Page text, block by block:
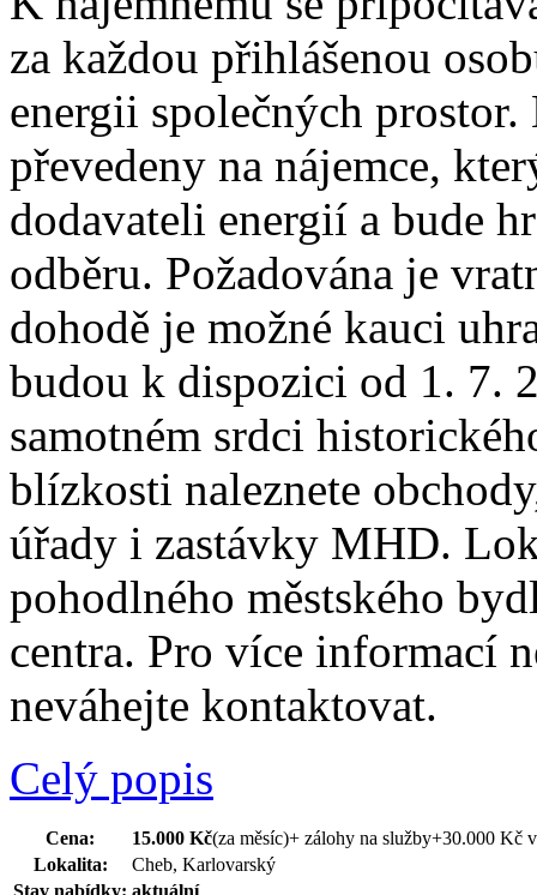
za každou přihlášenou
energii společných
převedeny na nájemce,
dodavateli energií a bude
odběru. Požadována je
dohodě je možné kauci
budou k dispozici od 1. 7.
samotném srdci
blízkosti naleznete
úřady i zastávky MHD.
pohodlného městského
centra. Pro více informací
neváhejte kontaktovat.
Celý popis
Cena: 15.000 Kč(za měsíc)+ zálohy na služby+30.000 Kč
Lokalita:
Cheb, Karlovarský